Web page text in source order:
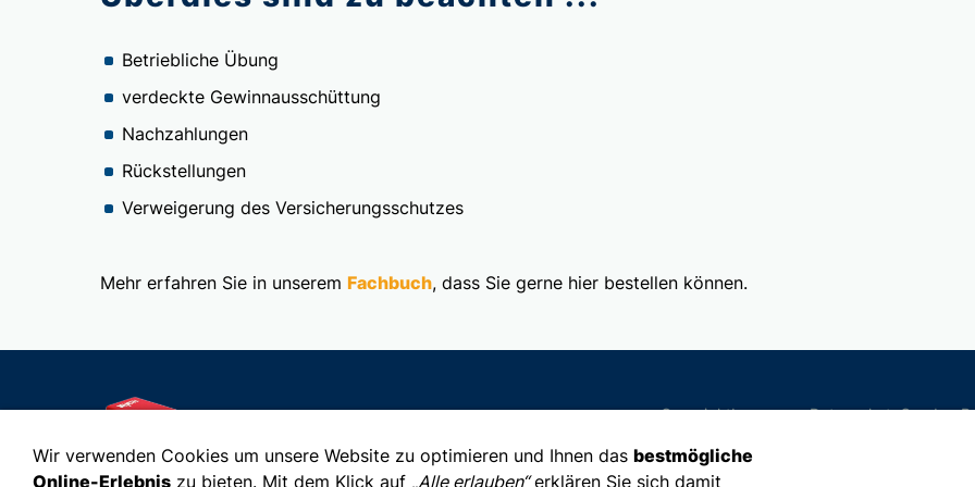
Betriebliche Übung
verdeckte Gewinnausschüttung
Nachzahlungen
Rückstellungen
Verweigerung des Versicherungsschutzes
Mehr erfahren Sie in unserem Fachbuch, dass Sie gerne hier bestellen können.
CopyrightImpressumDatenschutzGendern
Wir verwenden Cookies um unsere Website zu optimieren und Ihnen das bestmögliche
Online-Erlebnis zu bieten. Mit dem Klick auf „Alle erlauben“erklären Sie sich damit